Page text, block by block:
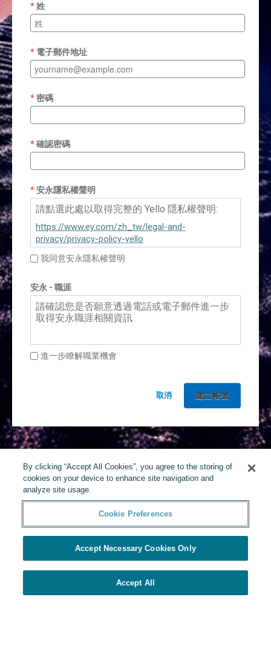
姓
電子郵件地址
密碼
確認密碼
安永隱私權聲明
請點選此處以取得完整的 Yello 隱私權聲明:
https://www.ey.com/zh_tw/legal-and-
privacy/privacy-policy-yello
我同意安永隱私權聲明
安永 - 職涯
請確認您是否願意透過電話或電子郵件進一步
取得安永職涯相關資訊
進一步瞭解職業機會
取消
By clicking “Accept All Cookies”, you agree to the storing of
cookies on your device to enhance site navigation and
analyze site usage.
Cookie Preferences
Accept Necessary Cookies Only
Accept All